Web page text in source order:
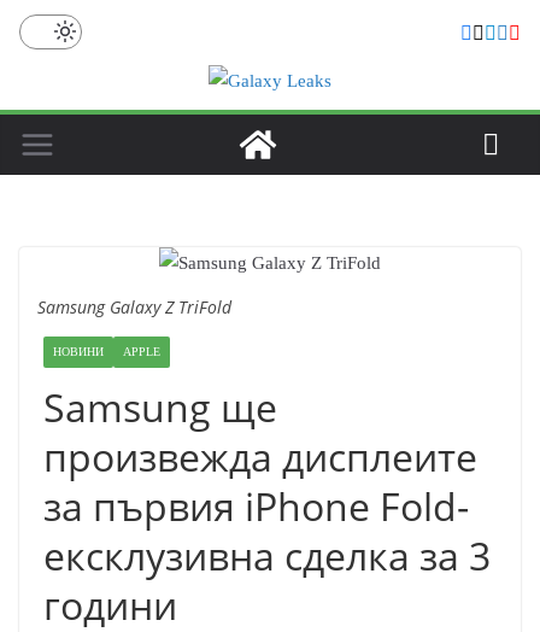
Skip
Samsung Galaxy Z TriFold
НОВИНИ APPLE
Samsung ще
произвежда дисплеите
за първия iPhone Fold-
ексклузивна сделка за 3
години